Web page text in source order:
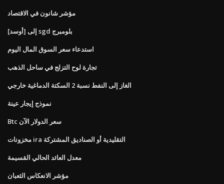
مؤشر شانون في الاقتصاد
[أوسد] إلى sgd بلومبرج
استدعاء سعر السوق المال اليوم
تجارة لوح التزلج في ساحل الذهب
الغاز إلى النفط نسبة 2 السكتة الدماغية خارجي
نموذج إيجار عينة
Btc سعر الدولار الآن
مخزونات ira التقليدية أو الصناديق المشتركة
معدل العائد الحالي القسيمة
مؤشر الانعكاس الثعبان